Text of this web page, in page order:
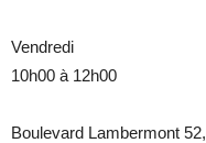
Vendredi
10h00 à 12h00
Boulevard Lambermont 52,